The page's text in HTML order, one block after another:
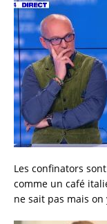
c
e
b
o
o
k
it
te
r
ai
Les confinators
comme un café
ne sait pas mais on